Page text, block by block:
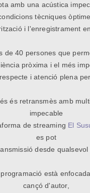
amb una acústica
tècniques
i l'enregistrament
de 40 persones que
pròxima i el més
i atenció plena
és retransmèsamb
impecable
de streaming El
es pot
desde qualsevol
està
cançó d'autor,